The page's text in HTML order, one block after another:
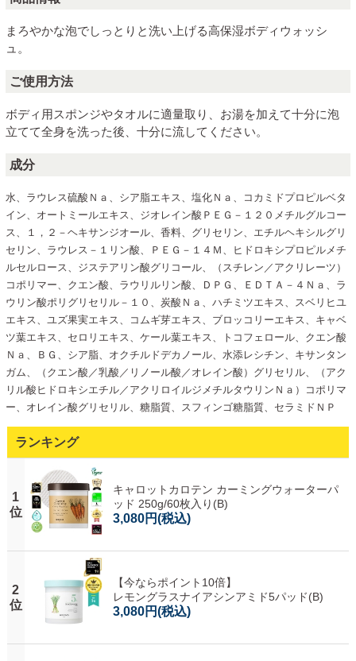
まろやかな泡でしっとりと洗い上げる高保湿ボディウォッシ
ュ。
ご使用方法
ボディ用スポンジやタオルに適量取り、お湯を加えて十分に泡
立てて全身を洗った後、十分に流してください。
成分
水、ラウレス硫酸Ｎａ、シア脂エキス、塩化Ｎａ、コカミドプロピルベタ
イン、オートミールエキス、ジオレイン酸ＰＥＧ－１２０メチルグルコー
ス、１，２－ヘキサンジオール、香料、グリセリン、エチルヘキシルグリ
セリン、ラウレス－１リン酸、ＰＥＧ－１４Ｍ、ヒドロキシプロピルメチ
ルセルロース、ジステアリン酸グリコール、（スチレン／アクリレーツ）
コポリマー、クエン酸、ラウリルリン酸、ＤＰＧ、ＥＤＴＡ－４Ｎａ、ラ
ウリン酸ポリグリセリル－１０、炭酸Ｎａ、ハチミツエキス、スベリヒユ
エキス、ユズ果実エキス、コムギ芽エキス、ブロッコリーエキス、キャベ
ツ葉エキス、セロリエキス、ケール葉エキス、トコフェロール、クエン酸
Ｎａ、ＢＧ、シア脂、オクチルドデカノール、水添レシチン、キサンタン
ガム、（クエン酸／乳酸／リノール酸／オレイン酸）グリセリル、（アク
リル酸ヒドロキシエチル／アクリロイルジメチルタウリンＮａ）コポリマ
ー、オレイン酸グリセリル、糖脂質、スフィンゴ糖脂質、セラミドＮＰ
ランキング
1
位
キャロットカロテン カーミングウォーターパ
ッド 250g/60枚入り(B)
3,080円(税込)
2
位
【今ならポイント10倍】
レモングラスナイアシンアミド5パッド(B)
3,080円(税込)